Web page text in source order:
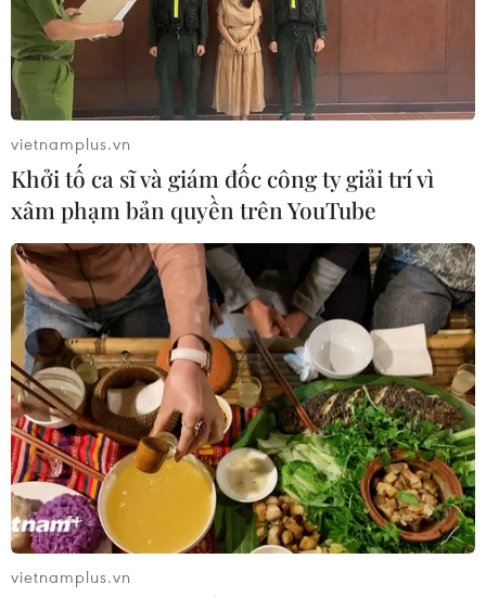
Mỹ phẩm làm sạch da của bạn đã đủ sạch
để giúp da khỏe mạnh?
04/02/2022 01:25
Quy trình làm sạch 3 bước này cần phải được tuân thủ
nghiêm túc, không được bỏ qua bất kỳ giai đoạn nào
để đảm bảo làn da sạch bụi bẩn, củng cố hàng rào
bảo vệ với nhu cầu làm sạch một cách tốt nhất.
vietnamplus.vn
Khởi tố ca sĩ và giám đốc công ty giải trí vì
xâm phạm bản quyền trên YouTube
vietnamplus.vn